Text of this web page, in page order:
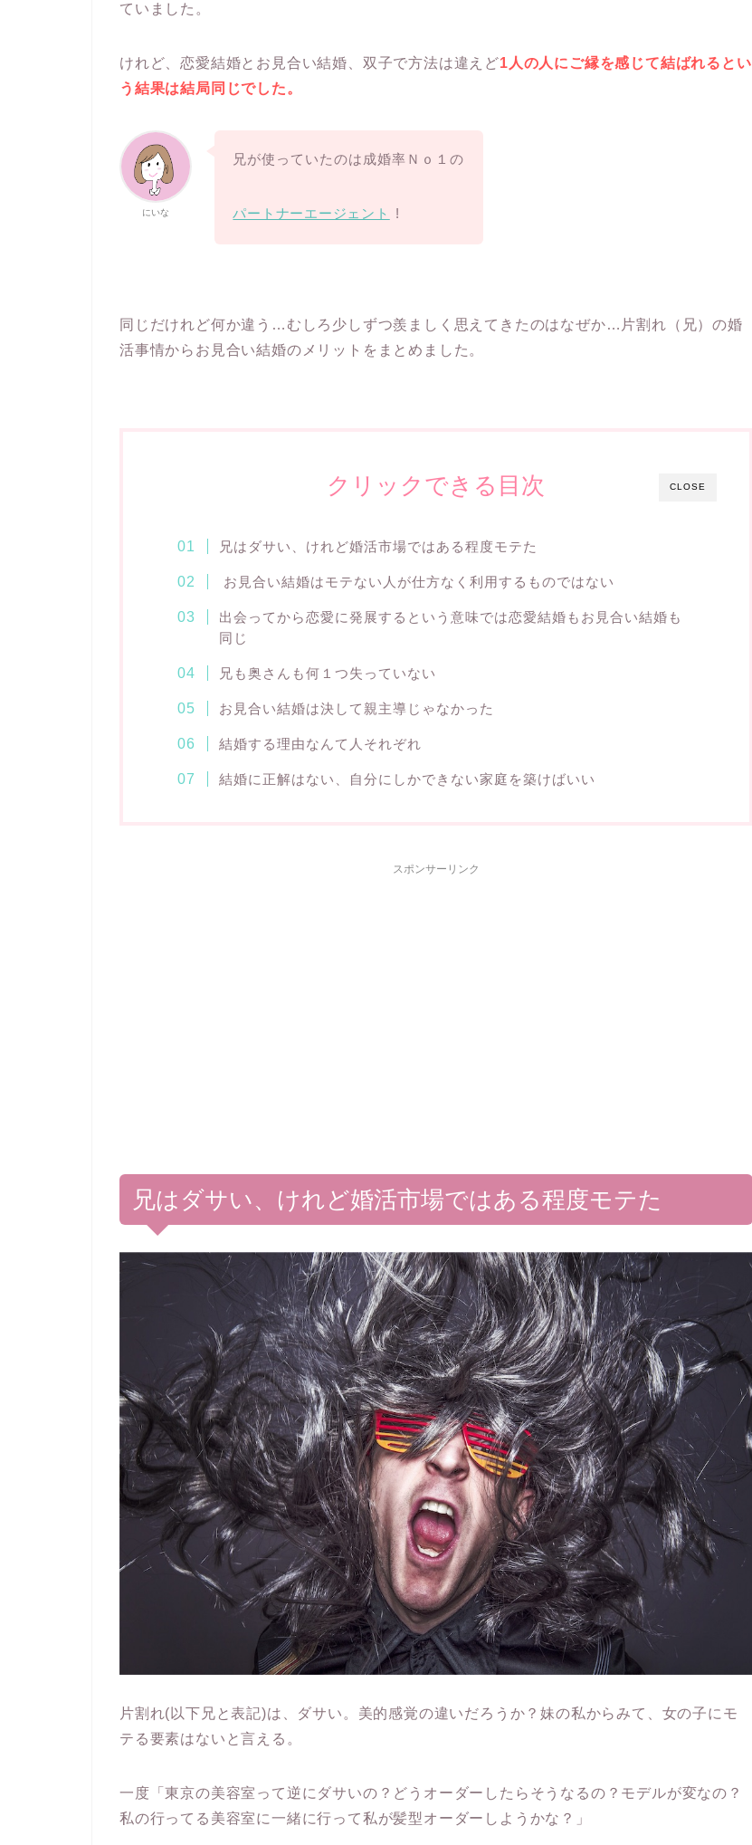
ていました。
けれど、恋愛結婚とお見合い結婚、双子で方法は違えど1人の人にご縁を感じて結ばれるとい
う結果は結局同じでした。
にいな
兄が使っていたのは成婚率Ｎｏ１の
パートナーエージェント !
同じだけれど何か違う…むしろ少しずつ羨ましく思えてきたのはなぜか…片割れ（兄）の婚
活事情からお見合い結婚のメリットをまとめました。
CLOSE
クリックできる目次
兄はダサい、けれど婚活市場ではある程度モテた
お見合い結婚はモテない人が仕方なく利用するものではない
出会ってから恋愛に発展するという意味では恋愛結婚もお見合い結婚も
同じ
兄も奥さんも何１つ失っていない
お見合い結婚は決して親主導じゃなかった
結婚する理由なんて人それぞれ
結婚に正解はない、自分にしかできない家庭を築けばいい
スポンサーリンク
兄はダサい、けれど婚活市場ではある程度モテた
片割れ(以下兄と表記)は、ダサい。美的感覚の違いだろうか？妹の私からみて、女の子にモ
テる要素はないと言える。
一度「東京の美容室って逆にダサいの？どうオーダーしたらそうなるの？モデルが変なの？
私の行ってる美容室に一緒に行って私が髪型オーダーしようかな？」